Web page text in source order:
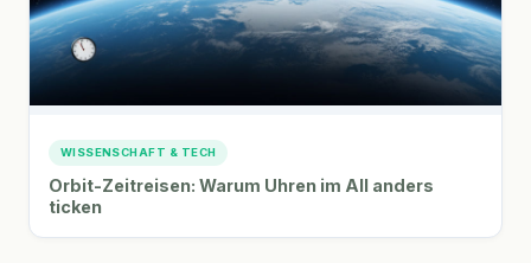
WISSENSCHAFT & TECH
Orbit-Zeitreisen: Warum Uhren im All anders
ticken